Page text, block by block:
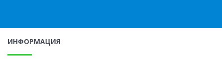
ИНФОРМАЦИЯ